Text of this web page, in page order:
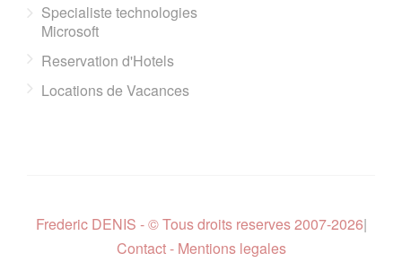
Specialiste technologies
Microsoft
Reservation d'Hotels
Locations de Vacances
Frederic DENIS - © Tous droits reserves 2007-2026|
Contact - Mentions legales